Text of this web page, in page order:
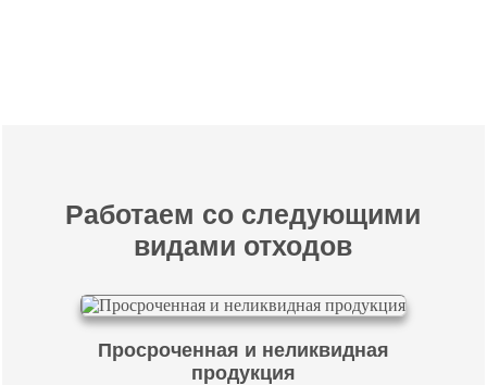
Работаем со следующими
видами отходов
Просроченная и неликвидная
продукция